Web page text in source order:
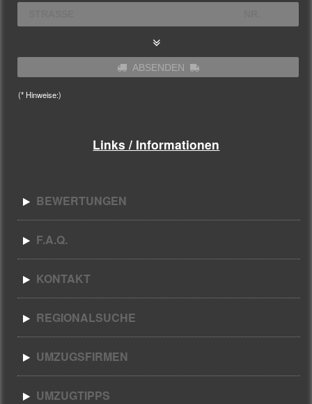
ABSENDEN
(* Hinweise:)
Links / Informationen
BEWERTUNGEN
F.A.Q.
KONTAKT
REGIONALSUCHE
UMZUGSFIRMEN
UMZUGTIPPS